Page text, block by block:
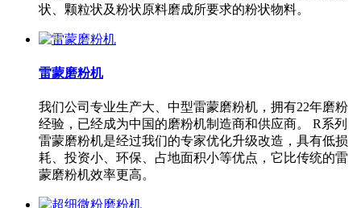
状、颗粒状及粉状原料磨成所要求的粉状物料。
雷蒙磨粉机
我们公司专业生产大、中型雷蒙磨粉机，拥有22年磨粉
经验，已经成为中国的磨粉机制造商和供应商。 R系列
雷蒙磨粉机是经过我们的专家优化升级改造，具有低损
耗、投资小、环保、占地面积小等优点，它比传统的雷
蒙磨粉机效率更高。